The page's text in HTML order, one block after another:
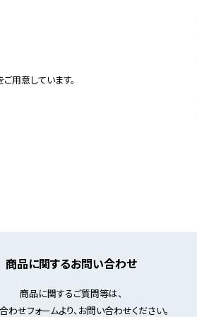
用意しています。
商品に関するお問い合わせ
商品に関するご質問等は、
わせフォームより、お問い合わせください。